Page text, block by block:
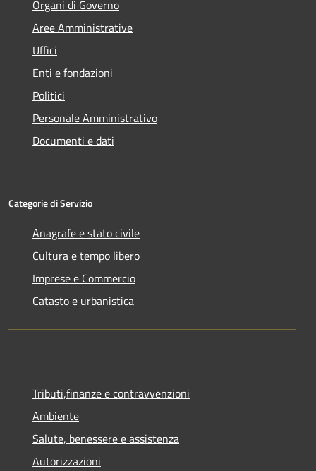
Organi di Governo
Aree Amministrative
Uffici
Enti e fondazioni
Politici
Personale Amministrativo
Documenti e dati
Categorie di Servizio
Anagrafe e stato civile
Cultura e tempo libero
Imprese e Commercio
Catasto e urbanistica
Tributi,finanze e contravvenzioni
Ambiente
Salute, benessere e assistenza
Autorizzazioni